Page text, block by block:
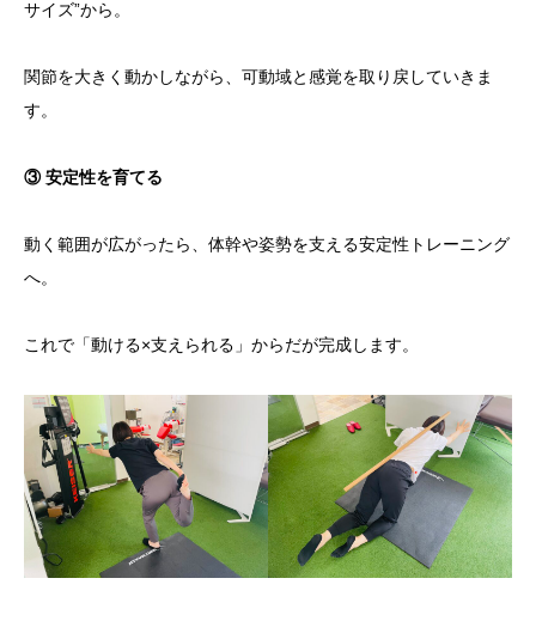
サイズ”から。
関節を大きく動かしながら、可動域と感覚を取り戻していきま
す。
③ 安定性を育てる
動く範囲が広がったら、体幹や姿勢を支える安定性トレーニング
へ。
これで「動ける×支えられる」からだが完成します。